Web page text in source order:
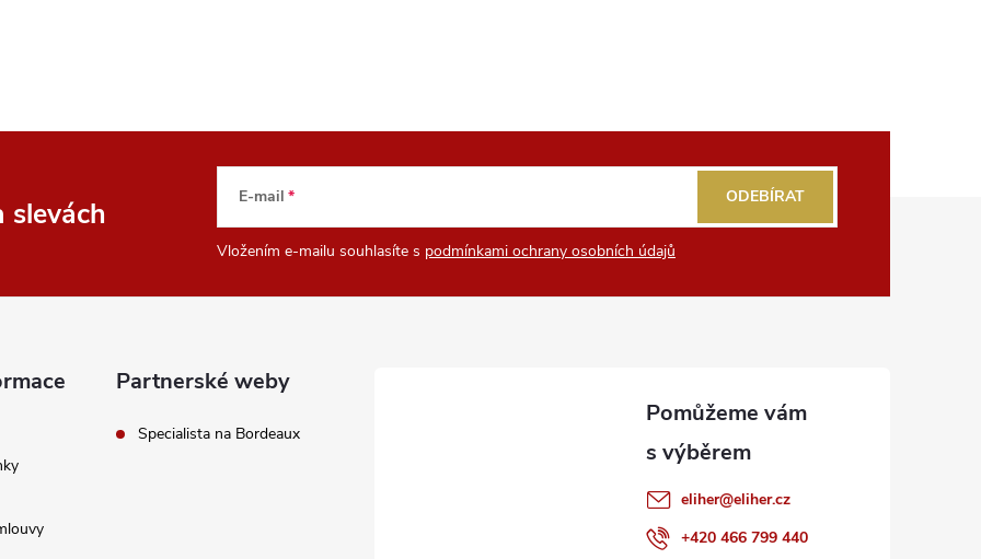
slevách E-mail
Vložením e-mailu souhlasíte s podmínkami ochrany osobních údajů
ODEBÍRAT
Partnerské weby
Specialista na Bordeaux
eliher@eliher.cz
+420 466 799 440